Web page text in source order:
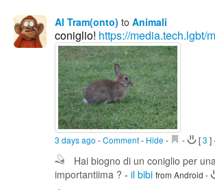
Al Tram(onto) to Animali
coniglio! https://media.tech.lgbt/
3 days ago -Comment- Hide - - [3 ]
Hai biogno di un coniglio per
importantiima ? - il bibi from Android -